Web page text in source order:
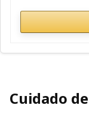
Cuidado